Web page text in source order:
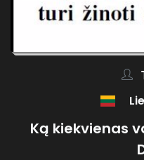
Ką kiekvienas